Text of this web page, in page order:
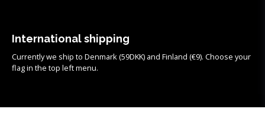
International shipping
Currently we ship to Denmark (59DKK) and Finland (€9). Choose your
flag in the top left menu.